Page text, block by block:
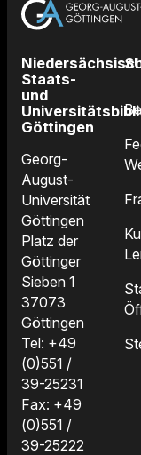
Staats-
und
Göttingen
Georg-
August-
Universität
Göttingen
Platz der
Göttinger
Sieben 1
37073
Göttingen
Tel: +49
(0)551 /
39-25231
Fax: +49
(0)551 /
39-25222